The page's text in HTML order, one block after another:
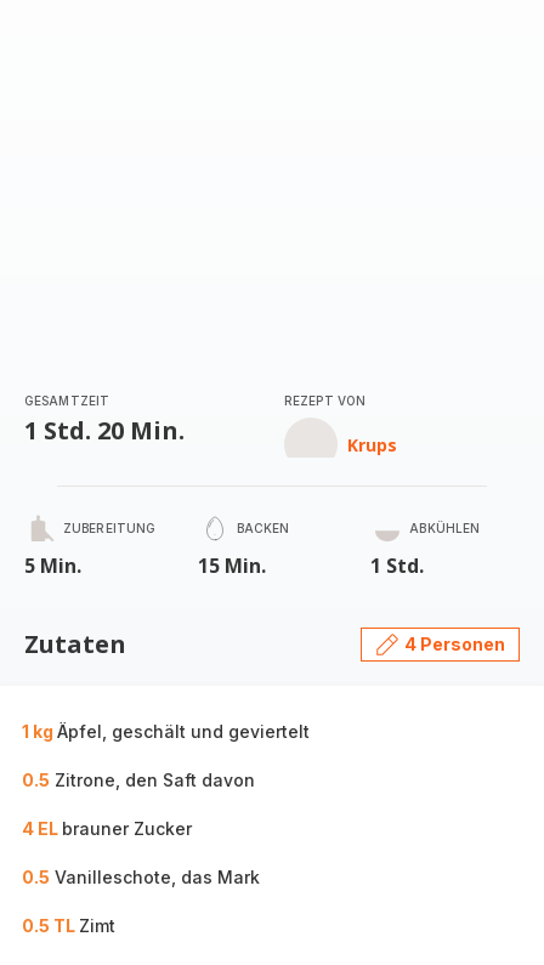
GESAMTZEIT
1 Std. 20 Min.
REZEPT VON
Krups
ZUBEREITUNG
5 Min.
BACKEN
15 Min.
ABKÜHLEN
1 Std.
Zutaten 4 Personen
1 kg Äpfel, geschält und geviertelt
0.5 Zitrone, den Saft davon
4 EL brauner Zucker
0.5 Vanilleschote, das Mark
0.5 TL Zimt